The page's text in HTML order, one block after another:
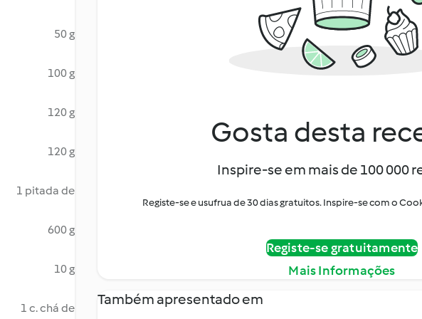
50 g
100 g
120 g
120 g
1 pitada de
600 g
10 g
1 c. chá de
Gosta desta
Inspire-se em mais de 100 000
Registe-se e usufrua de 30 dias gratuitos. Inspire-se com o
Registe-se gratuitamente
Mais Informações
Também apresentado em